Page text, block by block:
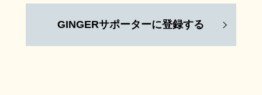
GINGERサポーターに登録する